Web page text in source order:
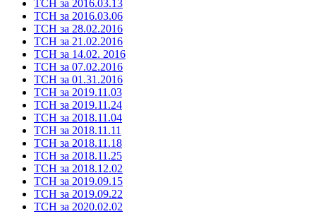
ТСН за 2016.03.13
ТСН за 2016.03.06
ТСН за 28.02.2016
ТСН за 21.02.2016
ТСН за 14.02. 2016
ТСН за 07.02.2016
ТСН за 01.31.2016
ТСН за 2019.11.03
ТСН за 2019.11.24
ТСН за 2018.11.04
ТСН за 2018.11.11
ТСН за 2018.11.18
ТСН за 2018.11.25
ТСН за 2018.12.02
ТСН за 2019.09.15
ТСН за 2019.09.22
ТСН за 2020.02.02